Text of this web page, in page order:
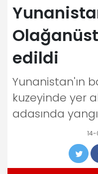
edildi
Yunanistan'ın
kuzeyinde yer
adasında
14-